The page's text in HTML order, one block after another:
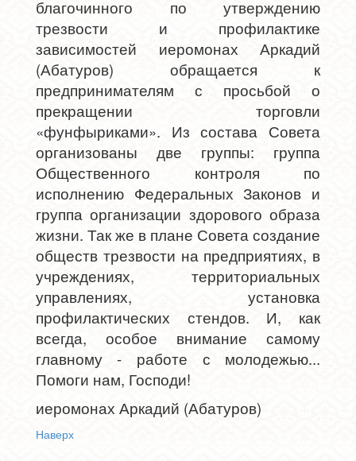
благочинного по утверждению
трезвости и профилактике
зависимостей иеромонах Аркадий
(Абатуров) обращается к
предпринимателям с просьбой о
прекращении торговли
«фунфыриками». Из состава Совета
организованы две группы: группа
Общественного контроля по
исполнению Федеральных Законов и
группа организации здорового образа
жизни. Так же в плане Совета создание
обществ трезвости на предприятиях, в
учреждениях, территориальных
управлениях, установка
профилактических стендов. И, как
всегда, особое внимание самому
главному - работе с молодежью...
Помоги нам, Господи!
иеромонах Аркадий (Абатуров)
Наверх